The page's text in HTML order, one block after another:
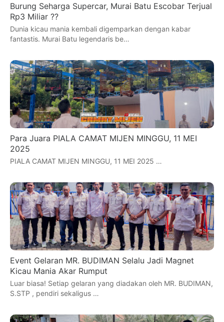
Burung Seharga Supercar, Murai Batu Escobar Terjual
Rp3 Miliar ??
Dunia kicau mania kembali digemparkan dengan kabar
fantastis. Murai Batu legendaris be…
Para Juara PIALA CAMAT MIJEN MINGGU, 11 MEI
2025
PIALA CAMAT MIJEN MINGGU, 11 MEI 2025 …
Event Gelaran MR. BUDIMAN Selalu Jadi Magnet
Kicau Mania Akar Rumput
Luar biasa! Setiap gelaran yang diadakan oleh MR. BUDIMAN,
S.STP , pendiri sekaligus …